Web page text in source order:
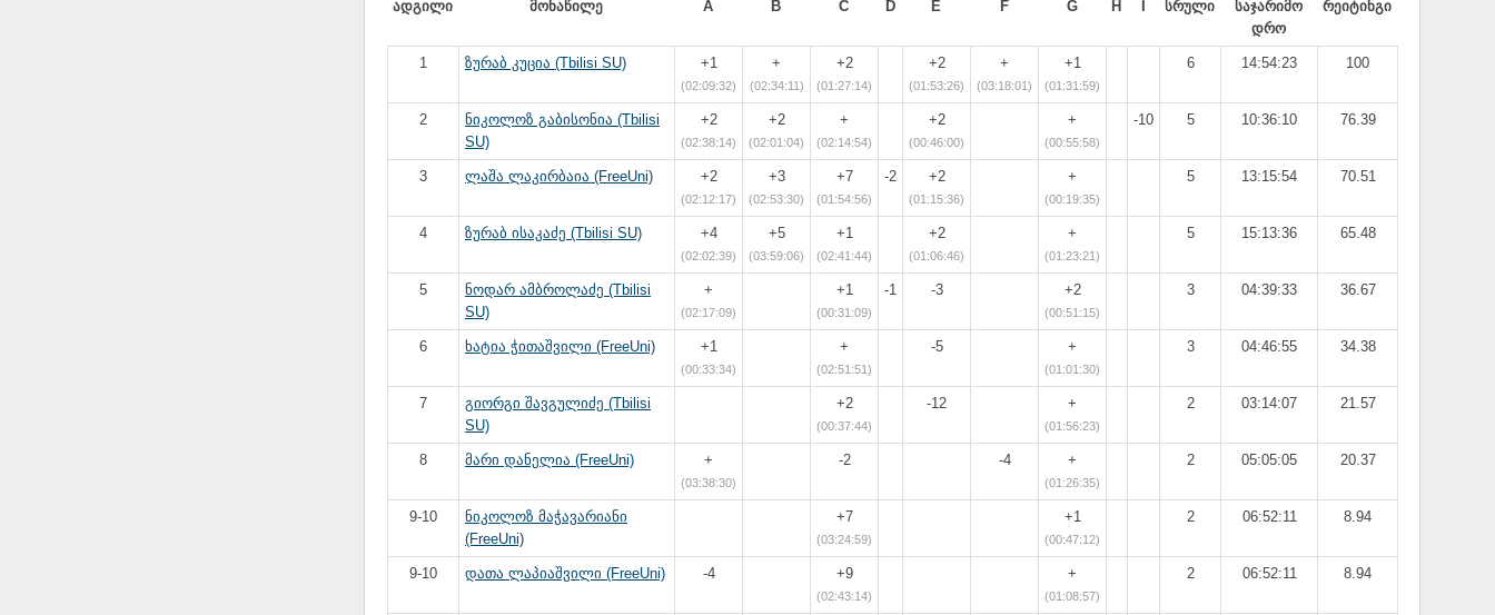
ადგილი მონაწილე A B C D E F G H სრული
საჯარიმო
დრო
რეიტინგი
1 ზურაბ კუცია (Tbilisi SU) +1
(02:09:32)
+
(02:34:11)
+2
(01:27:14)
+2
(01:53:26)
+
(03:18:01)
+1
(01:31:59)
6 14:54:23 100
2
ნიკოლოზ გაბისონია (Tbilisi
SU)
+2
(02:38:14)
+2
(02:01:04)
+
(02:14:54)
+2
(00:46:00)
+
(00:55:58)
-10 5 10:36:10 76.39
3 ლაშა ლაკირბაია (FreeUni) +2
(02:12:17)
+3
(02:53:30)
+7
(01:54:56)
-2 +2
(01:15:36)
+
(00:19:35)
5 13:15:54 70.51
4 ზურაბ ისაკაძე (Tbilisi SU) +4
(02:02:39)
+5
(03:59:06)
+1
(02:41:44)
+2
(01:06:46)
+
(01:23:21)
5 15:13:36 65.48
5
ნოდარ ამბროლაძე (Tbilisi
SU)
+
(02:17:09)
+1
(00:31:09)
-1 -3 +2
(00:51:15)
3 04:39:33 36.67
6 ხატია ჭითაშვილი (FreeUni) +1
(00:33:34)
+
(02:51:51)
-5 +
(01:01:30)
3 04:46:55 34.38
7
გიორგი შავგულიძე (Tbilisi
SU)
+2
(00:37:44)
-12 +
(01:56:23)
2 03:14:07 21.57
8 მარი დანელია (FreeUni) +
(03:38:30)
-2 -4 +
(01:26:35)
2 05:05:05 20.37
9-10
ნიკოლოზ მაჭავარიანი
(FreeUni)
+7
(03:24:59)
+1
(00:47:12)
2 06:52:11 8.94
9-10 დათა ლაპიაშვილი (FreeUni) -4 +9
(02:43:14)
+
(01:08:57)
2 06:52:11 8.94